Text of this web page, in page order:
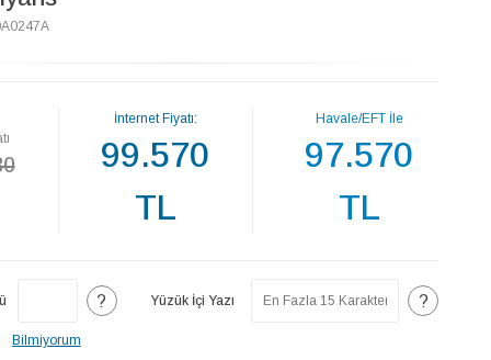
İnternet Fiyatı:
99.570
TL
Havale/EFT İle
97.570
TL
?
Bilmiyorum
Yüzük İçi Yazı ?